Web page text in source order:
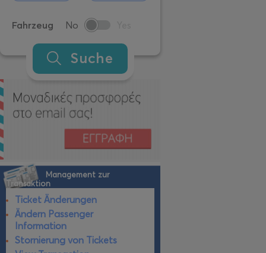
Fahrzeug No
Suche
Management zur
Transaktion
Ticket Änderungen
Ändern Passenger
Information
Stornierung von Tickets